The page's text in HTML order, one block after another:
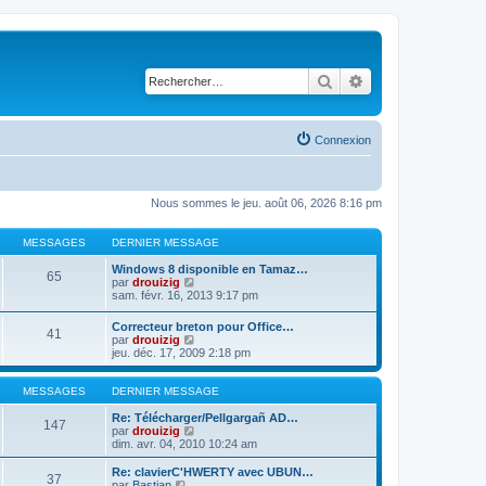
Rechercher
Connexion
Nous sommes le jeu. août 06, 2026 8:16 pm
MESSAGES DERNIER MESSAGE
65
Windows 8 disponible en Tamaz…
par drouizig
o
u
l
t
e
r
l
d
e
r
n
i
sam. févr. 16, 2013 9:17 pm
41
Correcteur breton pour Office…
par drouizig
o
n
s
u
l
t
r
l
e
jeu. déc. 17, 2009 2:18 pm
MESSAGES DERNIER MESSAGE
147
Re: Télécharger/Pellgargañ AD…
par drouizig
o
n
s
dim. avr. 04, 2010 10:24 am
37
Re: clavierC'HWERTY avec UBUN…